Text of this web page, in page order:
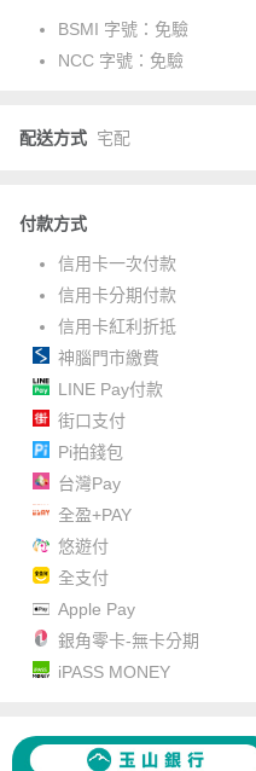
BSMI 字號： 免驗
NCC 字號： 免驗
配送方式 宅配
付款方式
信用卡一次付款
信用卡分期付款
信用卡紅利折抵
神腦門市繳費
LINE Pay付款
街口支付
Pi拍錢包
台灣Pay
全盈+PAY
悠遊付
全支付
Apple Pay
銀角零卡-無卡分期
iPASS MONEY